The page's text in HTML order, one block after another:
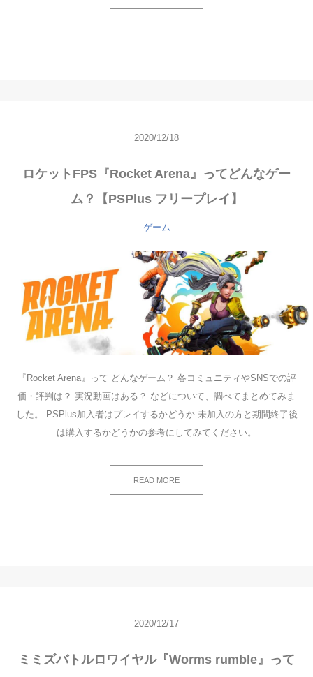
2020/12/18
ロケットFPS『Rocket Arena』ってどんなゲー
ム？【PSPlus フリープレイ】
ゲーム
『Rocket Arena』って どんなゲーム？ 各コミュニティやSNSでの評
価・評判は？ 実況動画はある？ などについて、調べてまとめてみま
した。 PSPlus加入者はプレイするかどうか 未加入の方と期間終了後
は購入するかどうかの参考にしてみてください。
READ MORE
2020/12/17
ミミズバトルロワイヤル『Worms rumble』って